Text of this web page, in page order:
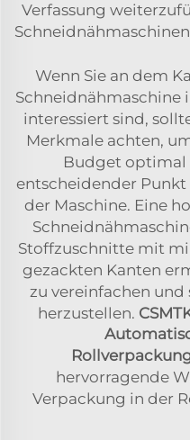
Verfassung
Wenn Sie an dem
Schneidnähmaschine
interessiert sind,
Merkmale achten,
Budget optimal
entscheidender
der Maschine. Eine
Stoffzuschnitte mit
gezackten Kanten
zu vereinfachen
herzustellen.
hervorragende
Verpackung in der